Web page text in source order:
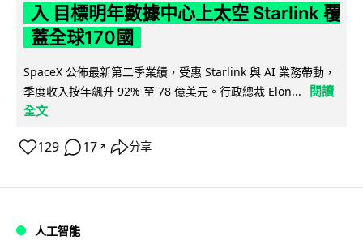
入 目標明年數據中心上太空 Starlink 覆
蓋全球170國
SpaceX 公佈最新第二季業績，受惠 Starlink 與 AI 業務帶動，
季度收入按年飆升 92% 至 78 億美元。行政總裁 Elon...
閱讀
全文
129 17 ↗ 分享
人工智能